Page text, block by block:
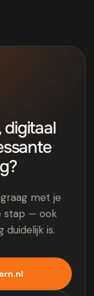
digitaal
met je
stap — ook
duidelijk is.